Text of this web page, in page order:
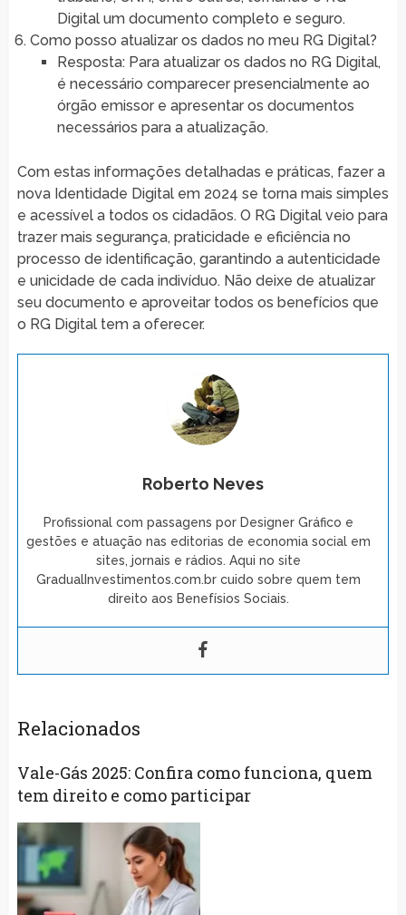
Digital um documento completo e seguro.
Como posso atualizar os dados no meu RG Digital?
Resposta: Para atualizar os dados no RG Digital,
é necessário comparecer presencialmente ao
órgão emissor e apresentar os documentos
necessários para a atualização.
Com estas informações detalhadas e práticas, fazer a
nova Identidade Digital em 2024 se torna mais simples
e acessível a todos os cidadãos. O RG Digital veio para
trazer mais segurança, praticidade e eficiência no
processo de identificação, garantindo a autenticidade
e unicidade de cada indivíduo. Não deixe de atualizar
seu documento e aproveitar todos os benefícios que
o RG Digital tem a oferecer.
Roberto Neves
Profissional com passagens por Designer Gráfico e
gestões e atuação nas editorias de economia social em
sites, jornais e rádios. Aqui no site
GradualInvestimentos.com.br cuido sobre quem tem
direito aos Benefísios Sociais.
Relacionados
Vale-Gás 2025: Confira como funciona, quem
tem direito e como participar